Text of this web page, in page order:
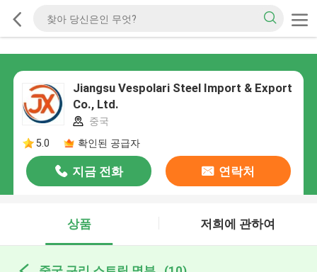
Jiangsu Vespolari Steel Import & Export
Co., Ltd.
중국
5.0
확인된 공급자
지금 전화 연락처
상품 저희에 관하여